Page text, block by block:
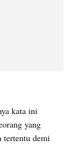
kata ini
yang
tertentu demi